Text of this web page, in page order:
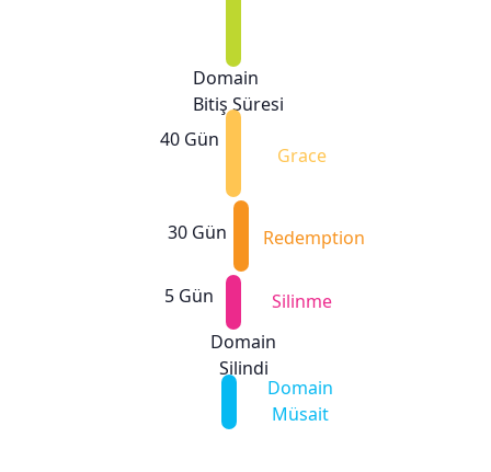
Domain
Bitiş Süresi
40 Gün
Grace
30 Gün Redemption
5 Gün
Silinme
Domain
Silindi
Domain
Müsait